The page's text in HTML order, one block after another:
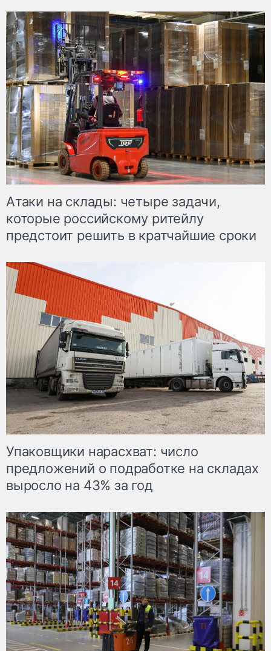
Атаки на склады: четыре задачи,
которые российскому ритейлу
предстоит решить в кратчайшие сроки
Упаковщики нарасхват: число
предложений о подработке на складах
выросло на 43% за год